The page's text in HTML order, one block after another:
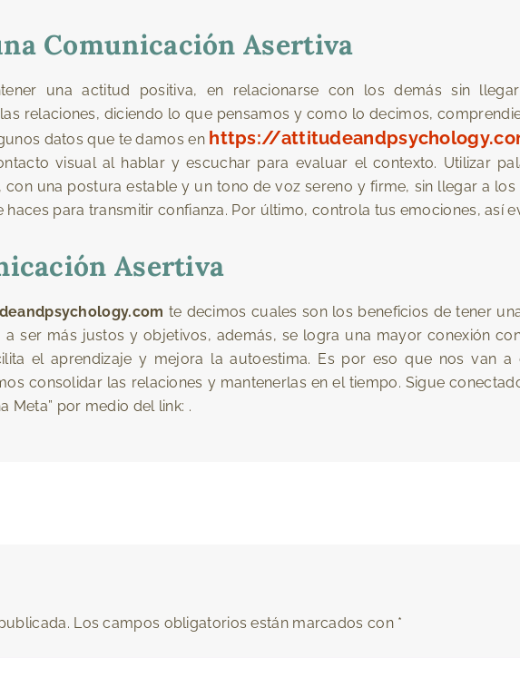
Comunicación Asertiva
una actitud positiva, en relacionarse con los demás sin
relaciones, diciendo lo que pensamos y como lo decimos,
datos que te damos en https://
visual al hablar y escuchar para evaluar el contexto. Utilizar
con una postura estable y un tono de voz sereno y firme, sin llegar a
para transmitir confianza. Por último, controla tus emociones, así
Asertiva
te decimos cuales son los beneficios de tener
ser más justos y objetivos, además, se logra una mayor conexión
el aprendizaje y mejora la autoestima. Es por eso que nos van a
consolidar las relaciones y mantenerlas en el tiempo. Sigue
Meta” por medio del link: .
Los campos obligatorios están marcados con *